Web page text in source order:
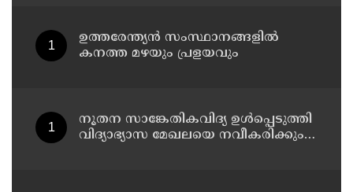
ഉത്തരേന്ത്യൻ സംസ്ഥാനങ്ങളിൽ
കനത്ത മഴയും പ്രളയവും
നൂതന സാങ്കേതികവിദ്യ ഉള്‍പ്പെടുത്തി
വിദ്യാഭ്യാസ മേഖലയെ നവീകരിക്കും: